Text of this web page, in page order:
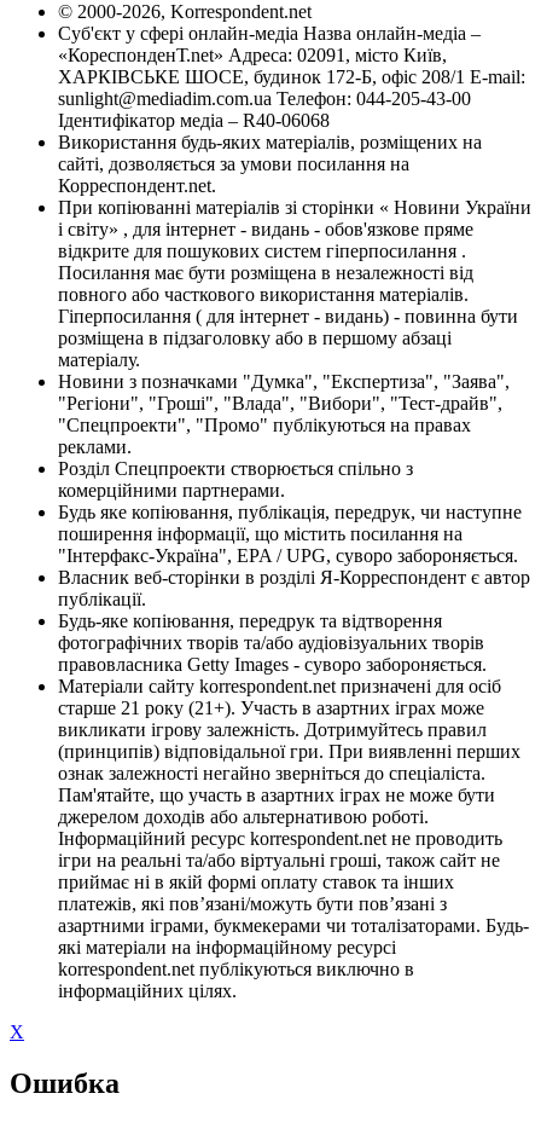
© 2000-2026, Korrespondent.net
Суб'єкт у сфері онлайн-медіа Назва онлайн-медіа –
«КореспонденТ.net» Адреса: 02091, місто Київ,
ХАРКІВСЬКЕ ШОСЕ, будинок 172-Б, офіс 208/1 E-mail:
sunlight@mediadim.com.ua Телефон: 044-205-43-00
Ідентифікатор медіа – R40-06068
Використання будь-яких матеріалів, розміщених на
сайті, дозволяється за умови посилання на
Корреспондент.net.
При копіюванні матеріалів зі сторінки « Новини України
і світу» , для інтернет - видань - обов'язкове пряме
відкрите для пошукових систем гіперпосилання .
Посилання має бути розміщена в незалежності від
повного або часткового використання матеріалів.
Гіперпосилання ( для інтернет - видань) - повинна бути
розміщена в підзаголовку або в першому абзаці
матеріалу.
Новини з позначками "Думка", "Експертиза", "Заява",
"Регіони", "Гроші", "Влада", "Вибори", "Тест-драйв",
"Спецпроекти", "Промо" публікуються на правах
реклами.
Розділ Спецпроекти створюється спільно з
комерційними партнерами.
Будь яке копіювання, публікація, передрук, чи наступне
поширення інформації, що містить посилання на
"Інтерфакс-Україна", EPA / UPG, суворо забороняється.
Власник веб-сторінки в розділі Я-Корреспондент є автор
публікації.
Будь-яке копіювання, передрук та відтворення
фотографічних творів та/або аудіовізуальних творів
правовласника Getty Images - суворо забороняється.
Матеріали сайту korrespondent.net призначені для осіб
старше 21 року (21+). Участь в азартних іграх може
викликати ігрову залежність. Дотримуйтесь правил
(принципів) відповідальної гри. При виявленні перших
ознак залежності негайно зверніться до спеціаліста.
Пам'ятайте, що участь в азартних іграх не може бути
джерелом доходів або альтернативою роботі.
Інформаційний ресурс korrespondent.net не проводить
ігри на реальні та/або віртуальні гроші, також сайт не
приймає ні в якій формі оплату ставок та інших
платежів, які пов’язані/можуть бути пов’язані з
азартними іграми, букмекерами чи тоталізаторами. Будь-
які матеріали на інформаційному ресурсі
korrespondent.net публікуються виключно в
інформаційних цілях.
X
Ошибка